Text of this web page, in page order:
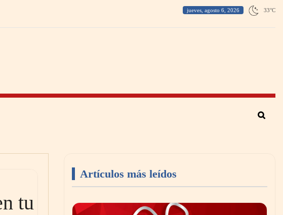
jueves, agosto 6, 2026 33°C
tu
Artículos más leídos